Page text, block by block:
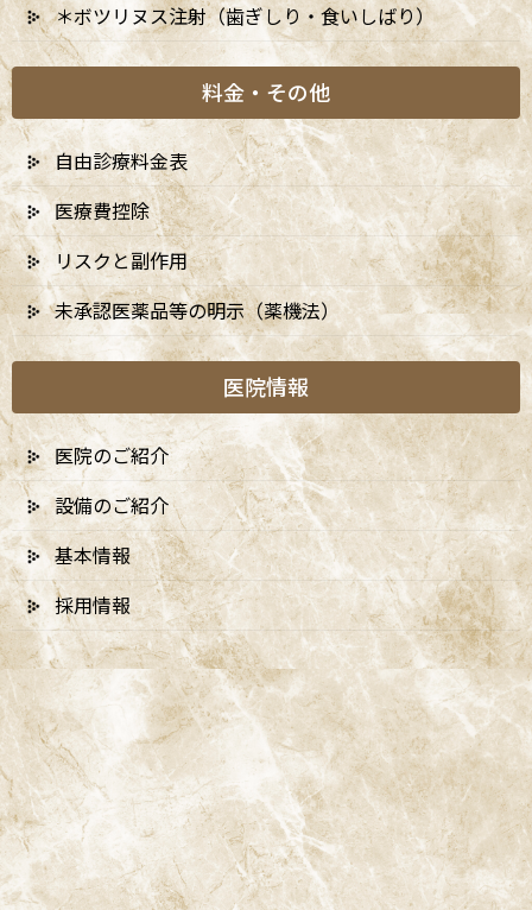
まずはホワイトニングの効果を十分に引き出すため、歯の表面に
付着した着色汚れ（ステイン）や細かな汚れを、専用の器具を用
いてていねいに除去するクリーニング（PMTC）から開始いたしま
した。下地をしっかり整えたうえでオフィスホワイトニングを実
施したところ、施術中や施術後に歯がしみるような違和感や痛み
も一切生じることなく、スムーズに完了いたしました。
鏡で仕上がりをご確認いただいた際には、「自然で清潔感のある
上品な白さになった」と大変お喜びいただき、非常にご満足いた
だける結果となりました。今後もこの美しさを長く維持できるよ
う、定期的にお口のケアをサポートしてまいります。
主訴 歯を白くしたい
治療名 オフィスホワイトニング
治療回数 1回
治療期間 1日
費用 22,000円
メリット 短時間でホワイトニング効果を実感すること
が可能です。医院で施術するため、安全性や薬剤の管理
が徹底されています。
リスクと副作用 自由診療のため保険適用外です。効果
の感じ方や持続期間には個人差があります。
症例カテゴリー ホワイトニング
＊ボツリヌス注射（歯ぎしり・食いしばり）
料金・その他
自由診療料金表
医療費控除
リスクと副作用
未承認医薬品等の明示（薬機法）
医院情報
医院のご紹介
設備のご紹介
基本情報
採用情報